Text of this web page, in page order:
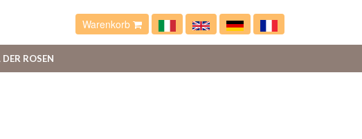
Warenkorb
ROSEN